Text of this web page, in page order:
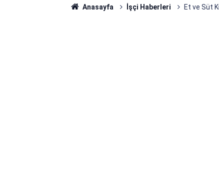
Anasayfa İşçi Haberleri Et ve Süt